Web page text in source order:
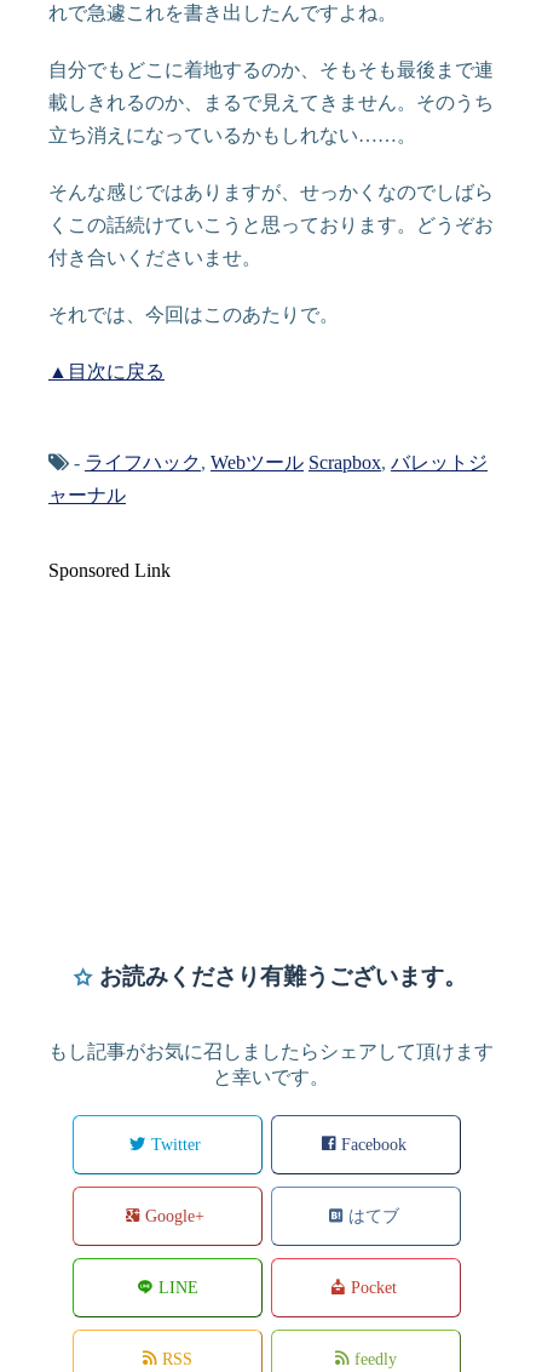
れで急遽これを書き出したんですよね。
自分でもどこに着地するのか、そもそも最後まで連
載しきれるのか、まるで見えてきません。そのうち
立ち消えになっているかもしれない……。
そんな感じではありますが、せっかくなのでしばら
くこの話続けていこうと思っております。どうぞお
付き合いくださいませ。
それでは、今回はこのあたりで。
▲目次に戻る
- ライフハック, Webツール Scrapbox, バレットジ
ャーナル
Sponsored Link
お読みくださり有難うございます。
もし記事がお気に召しましたらシェアして頂けます
と幸いです。
Twitter Facebook
Google+ はてブ
LINE Pocket
RSS feedly